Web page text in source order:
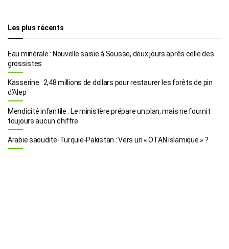
Les plus récents
Eau minérale : Nouvelle saisie à Sousse, deux jours après celle des
grossistes
Kasserine : 2,48 millions de dollars pour restaurer les forêts de pin
d’Alep
Mendicité infantile : Le ministère prépare un plan, mais ne fournit
toujours aucun chiffre
Arabie saoudite-Turquie-Pakistan : Vers un « OTAN islamique » ?